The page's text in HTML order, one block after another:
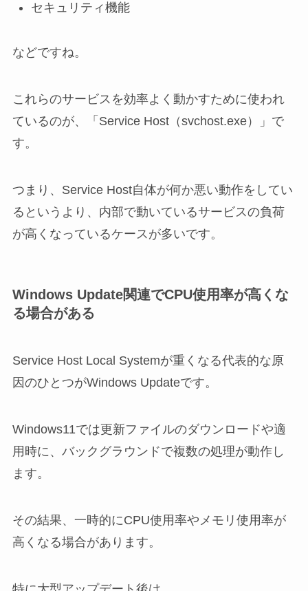
セキュリティ機能
などですね。
これらのサービスを効率よく動かすために使われ
ているのが、「Service Host（svchost.exe）」で
す。
つまり、Service Host自体が何か悪い動作をしてい
るというより、内部で動いているサービスの負荷
が高くなっているケースが多いです。
Windows Update関連でCPU使用率が高くな
る場合がある
Service Host Local Systemが重くなる代表的な原
因のひとつがWindows Updateです。
Windows11では更新ファイルのダウンロードや適
用時に、バックグラウンドで複数の処理が動作し
ます。
その結果、一時的にCPU使用率やメモリ使用率が
高くなる場合があります。